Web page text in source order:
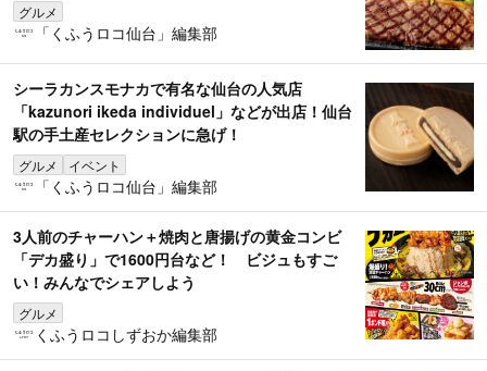
グルメ
「くふうロコ仙台」編集部
シーラカンスモナカで有名な仙台の人気店
「kazunori ikeda individuel」などが出店！仙台
駅の手土産セレクションに急げ！
グルメ イベント
「くふうロコ仙台」編集部
3人前のチャーハン＋焼肉と唐揚げの黄金コンビ
「デカ盛り」で1600円台など！ ビジュもすご
い！みんなでシェアしよう
グルメ
くふうロコしずおか編集部